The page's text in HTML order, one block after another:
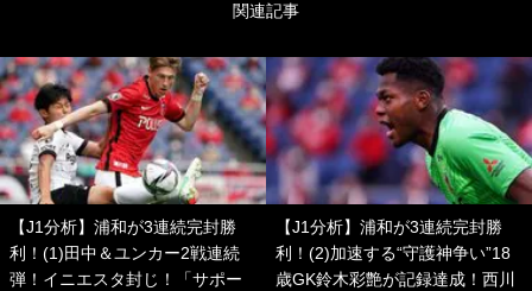
関連記事
【J1分析】浦和が3連続完封勝
利！(1)田中＆ユンカー2戦連続
弾！イニエスタ封じ！「サポー
【J1分析】浦和が3連続完封勝
利！(2)加速する“守護神争い”18
歳GK鈴木彩艶が記録達成！西川